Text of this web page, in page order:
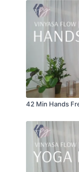
42 Min Hands